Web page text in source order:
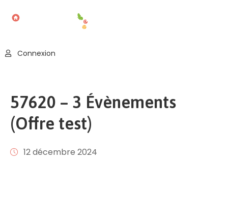
Offres
Publier
Connexion
57620 – 3 Évènements
(Offre test)
12 décembre 2024